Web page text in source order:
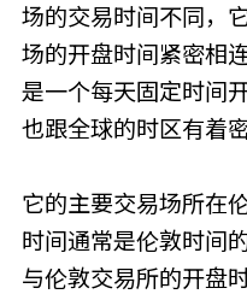
场的交易时间不同，
场的开盘时间紧密相
是一个每天固定时间
也跟全球的时区有着
它的主要交易场所在
时间通常是伦敦时间
与伦敦交易所的开盘